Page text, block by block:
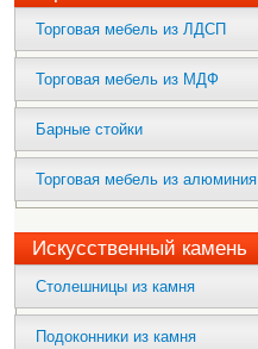
Торговая мебель из ЛДСП
Торговая мебель из МДФ
Барные стойки
Торговая мебель из алюминия
Искусственный камень
Столешницы из камня
Подоконники из камня